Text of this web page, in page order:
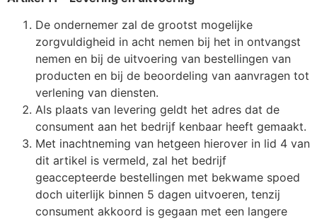
De ondernemer zal de grootst mogelijke
zorgvuldigheid in acht nemen bij het in ontvangst
nemen en bij de uitvoering van bestellingen van
producten en bij de beoordeling van aanvragen tot
verlening van diensten.
Als plaats van levering geldt het adres dat de
consument aan het bedrijf kenbaar heeft gemaakt.
Met inachtneming van hetgeen hierover in lid 4 van
dit artikel is vermeld, zal het bedrijf
geaccepteerde bestellingen met bekwame spoed
doch uiterlijk binnen 5 dagen uitvoeren, tenzij
consument akkoord is gegaan met een langere